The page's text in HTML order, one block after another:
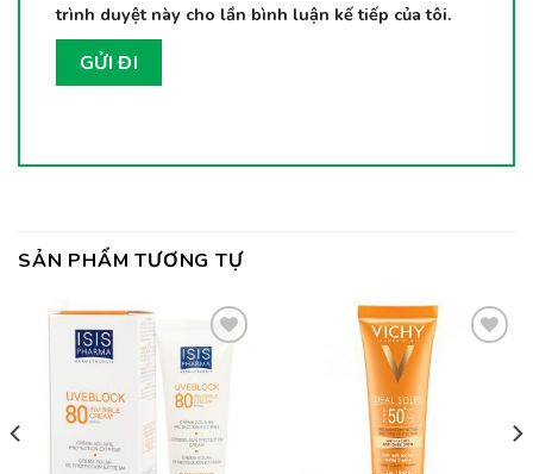
trình duyệt này cho lần bình luận kế tiếp của tôi.
SẢN PHẨM TƯƠNG TỰ
Thêm
yêu
thích